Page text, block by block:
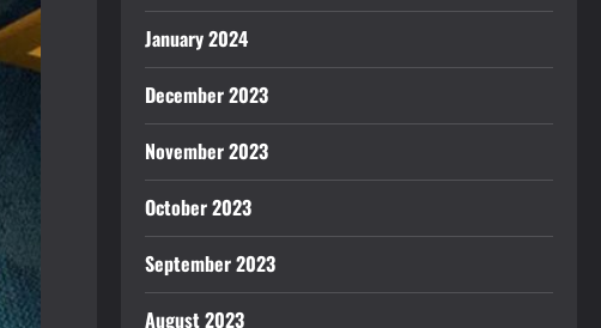
January 2024
December 2023
November 2023
October 2023
September 2023
August 2023